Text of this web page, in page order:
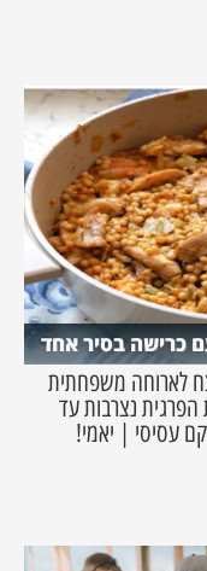
כרישה בסיר אחד
לארוחה משפחתית
נצרבות עד
עסיסי | יאמי!